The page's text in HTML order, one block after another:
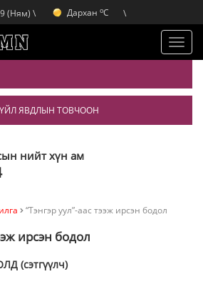
(Ням) \ Дархан oC
Эрдэнэт C
\
ҮЙЛ ЯВДЛЫН ТОВЧООН
нийт хүн ам
“Тэнгэр уул”-аас тээж ирсэн бодол
ирсэн бодол
(сэтгүүлч)